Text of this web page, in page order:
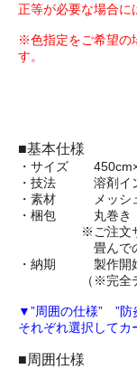
正等が必要な場合に
※色指定をご希望の
す。
■基本仕様
・サイズ
・技法 溶剤イン
・素材 メッシュ
・梱包 丸巻き
※ご注文サイ
畳んでのお届
・納期 製作開始
（※完全デー
▼”周囲の仕様” ”防
それぞれ選択してカ
■周囲仕様